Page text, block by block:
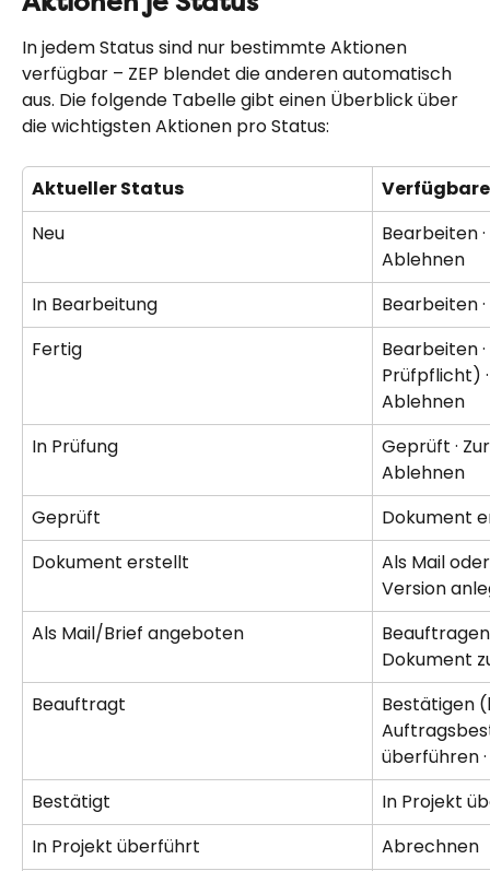
In jedem Status sind nur bestimmte Aktionen
verfügbar – ZEP blendet die anderen automatisch
aus. Die folgende Tabelle gibt einen Überblick über
die wichtigsten Aktionen pro Status:
Aktueller Status
Neu
Bearbeiten
Ablehnen
In Bearbeitung
Bearbeiten
Fertig
Bearbeiten
Prüfpflicht)
Ablehnen
In Prüfung
Geprüft ·
Ablehnen
Geprüft
Dokument
Dokument erstellt
Als Mail
Version
Als Mail/Brief angeboten
Beauftragen
Dokument
Beauftragt
Bestätigen
überführen
Bestätigt
In Projekt
In Projekt überführt
Abrechnen